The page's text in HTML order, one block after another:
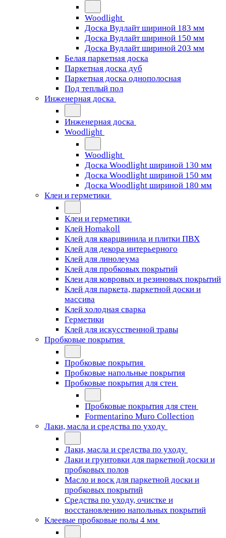
Woodlight
Доска Вудлайт шириной 183 мм
Доска Вудлайт шириной 150 мм
Доска Вудлайт шириной 203 мм
Белая паркетная доска
Паркетная доска дуб
Паркетная доска однополосная
Под теплый пол
Инженерная доска
Инженерная доска
Woodlight
Woodlight
Доска Woodlight шириной 130 мм
Доска Woodlight шириной 150 мм
Доска Woodlight шириной 180 мм
Клеи и герметики
Клеи и герметики
Клей Homakoll
Клей для кварцвинила и плитки ПВХ
Клей для декора интерьерного
Клей для линолеума
Клей для пробковых покрытий
Клеи для ковровых и резиновых покрытий
Клей для паркета, паркетной доски и
массива
Клей холодная сварка
Герметики
Клей для искусственной травы
Пробковые покрытия
Пробковые покрытия
Пробковые напольные покрытия
Пробковые покрытия для стен
Пробковые покрытия для стен
Formentarino Muro Collection
Лаки, масла и средства по уходу
Лаки, масла и средства по уходу
Лаки и грунтовки для паркетной доски и
пробковых полов
Масло и воск для паркетной доски и
пробковых покрытий
Средства по уходу, очистке и
восстановлению напольных покрытий
Клеевые пробковые полы 4 мм